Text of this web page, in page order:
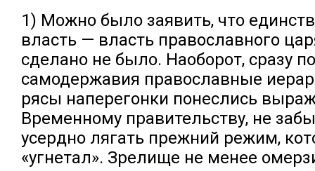
1) Можно было заявить, что
власть — власть православного
сделано не было. Наоборот, сразу
самодержавия православные
рясы наперегонки понеслись
Временному правительству, не
усердно лягать прежний режим,
«угнетал». Зрелище не менее